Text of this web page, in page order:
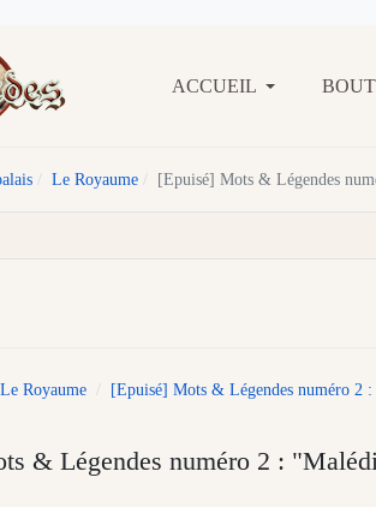
ACCUEIL
Le Royaume [Epuisé] Mots & Légendes
Le Royaume [Epuisé] Mots & Légendes numéro 2
& Légendes numéro 2 :